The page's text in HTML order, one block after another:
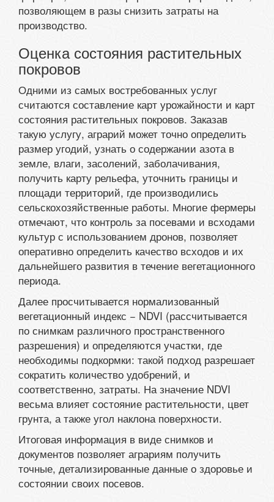
позволяющем в разы снизить затраты на
производство.
Оценка состояния растительных
покровов
Одними из самых востребованных услуг
считаются составление карт урожайности и карт
состояния растительных покровов. Заказав
такую услугу, аграрий может точно определить
размер угодий, узнать о содержании азота в
земле, влаги, засолений, заболачивания,
получить карту рельефа, уточнить границы и
площади территорий, где производились
сельскохозяйственные работы. Многие фермеры
отмечают, что контроль за посевами и всходами
культур с использованием дронов, позволяет
оперативно определить качество всходов и их
дальнейшего развития в течение вегетационного
периода.
Далее просчитывается нормализованный
вегетационный индекс − NDVI (рассчитывается
по снимкам различного пространственного
разрешения) и определяются участки, где
необходимы подкормки: такой подход разрешает
сократить количество удобрений, и
соответственно, затраты. На значение NDVI
весьма влияет состояние растительности, цвет
грунта, а также угол наклона поверхности.
Итоговая информация в виде снимков и
документов позволяет аграриям получить
точные, детализированные данные о здоровье и
состоянии своих посевов.